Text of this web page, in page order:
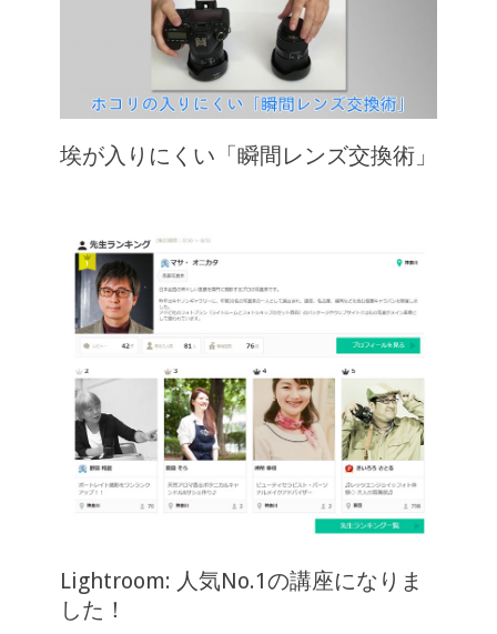
埃が入りにくい「瞬間レンズ交換術」
Lightroom: 人気No.1の講座になりま
した！